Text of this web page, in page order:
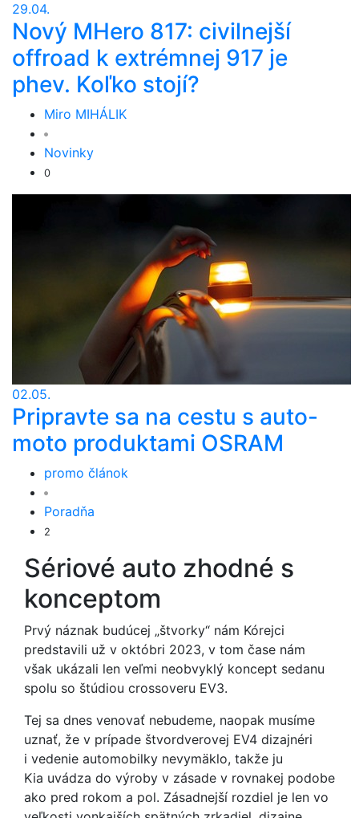
29.04.
Nový MHero 817: civilnejší
offroad k extrémnej 917 je
phev. Koľko stojí?
Miro MIHÁLIK
Novinky
0
02.05.
Pripravte sa na cestu s auto-
moto produktami OSRAM
promo článok
Poradňa
2
Sériové auto zhodné s
konceptom
Prvý náznak budúcej „štvorky“ nám Kórejci
predstavili už v októbri 2023, v tom čase nám
však ukázali len veľmi neobvyklý koncept sedanu
spolu so štúdiou crossoveru EV3.
Tej sa dnes venovať nebudeme, naopak musíme
uznať, že v prípade štvordverovej EV4 dizajnéri
i vedenie automobilky nevymäklo, takže ju
Kia uvádza do výroby v zásade v rovnakej podobe
ako pred rokom a pol. Zásadnejší rozdiel je len vo